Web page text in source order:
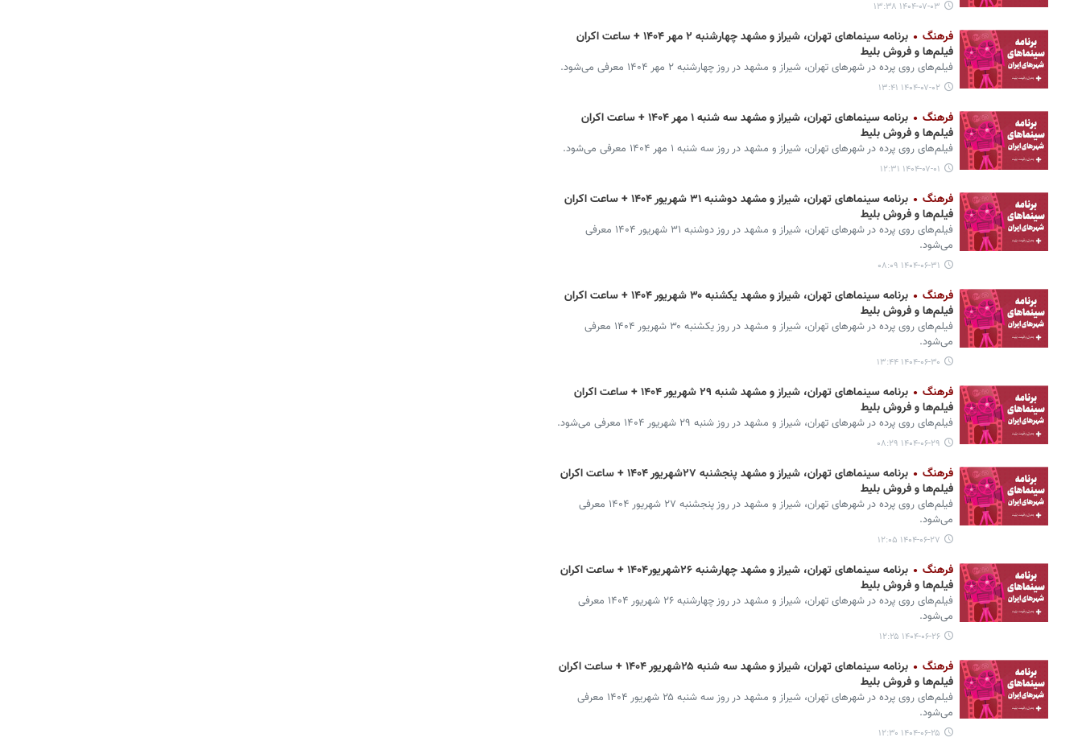
۱۴۰۴-۰۷-۰۳ ۱۳:۳۸
فرهنگ
برنامه سینماهای تهران، شیراز و مشهد چهارشنبه ۲ مهر ۱۴۰۴ + ساعت اکران
فیلم‌ها و فروش بلیط
فیلم‌های روی پرده‌ در شهرهای تهران، شیراز و مشهد در روز چهارشنبه ۲ مهر ۱۴۰۴ معرفی می‌شود.
۱۴۰۴-۰۷-۰۲ ۱۳:۴۱
فرهنگ
برنامه سینماهای تهران، شیراز و مشهد سه شنبه ۱ مهر ۱۴۰۴ + ساعت اکران
فیلم‌ها و فروش بلیط
فیلم‌های روی پرده‌ در شهرهای تهران، شیراز و مشهد در روز سه شنبه ۱ مهر ۱۴۰۴ معرفی می‌شود.
۱۴۰۴-۰۷-۰۱ ۱۲:۳۱
فرهنگ
برنامه سینماهای تهران، شیراز و مشهد دوشنبه ۳۱ شهریور ۱۴۰۴ + ساعت اکران
فیلم‌ها و فروش بلیط
فیلم‌های روی پرده‌ در شهرهای تهران، شیراز و مشهد در روز دوشنبه ۳۱ شهریور ۱۴۰۴ معرفی
می‌شود.
۱۴۰۴-۰۶-۳۱ ۰۸:۰۹
فرهنگ
برنامه سینماهای تهران، شیراز و مشهد یکشنبه ۳۰ شهریور ۱۴۰۴ + ساعت اکران
فیلم‌ها و فروش بلیط
فیلم‌های روی پرده‌ در شهرهای تهران، شیراز و مشهد در روز یکشنبه ۳۰ شهریور ۱۴۰۴ معرفی
می‌شود.
۱۴۰۴-۰۶-۳۰ ۱۳:۴۴
فرهنگ
برنامه سینماهای تهران، شیراز و مشهد شنبه ۲۹ شهریور ۱۴۰۴ + ساعت اکران
فیلم‌ها و فروش بلیط
فیلم‌های روی پرده‌ در شهرهای تهران، شیراز و مشهد در روز شنبه ۲۹ شهریور ۱۴۰۴ معرفی می‌شود.
۱۴۰۴-۰۶-۲۹ ۰۸:۲۹
فرهنگ
برنامه سینماهای تهران، شیراز و مشهد پنجشنبه ۲۷شهریور ۱۴۰۴ + ساعت اکران
فیلم‌ها و فروش بلیط
فیلم‌های روی پرده‌ در شهرهای تهران، شیراز و مشهد در روز پنجشنبه ۲۷ شهریور ۱۴۰۴ معرفی
می‌شود.
۱۴۰۴-۰۶-۲۷ ۱۲:۰۵
فرهنگ
برنامه سینماهای تهران، شیراز و مشهد چهارشنبه ۲۶شهریور۱۴۰۴ + ساعت اکران
فیلم‌ها و فروش بلیط
فیلم‌های روی پرده‌ در شهرهای تهران، شیراز و مشهد در روز چهارشنبه ۲۶ شهریور ۱۴۰۴ معرفی
می‌شود.
۱۴۰۴-۰۶-۲۶ ۱۲:۲۵
فرهنگ
برنامه سینماهای تهران، شیراز و مشهد سه شنبه ۲۵شهریور ۱۴۰۴ + ساعت اکران
فیلم‌ها و فروش بلیط
فیلم‌های روی پرده‌ در شهرهای تهران، شیراز و مشهد در روز سه شنبه ۲۵ شهریور ۱۴۰۴ معرفی
می‌شود.
۱۴۰۴-۰۶-۲۵ ۱۲:۳۰